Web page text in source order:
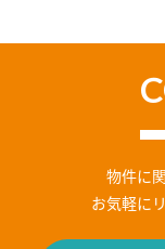
物件に
お気軽に